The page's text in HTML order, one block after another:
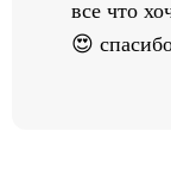
все что
😍